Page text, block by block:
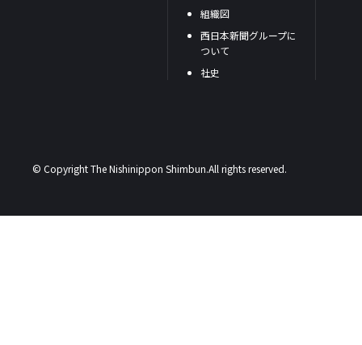
組織図
西日本新聞グループに
ついて
社史
© Copyright The Nishinippon Shimbun.All rights reserved.